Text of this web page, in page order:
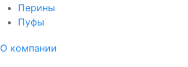
Перины
Пуфы
О компании